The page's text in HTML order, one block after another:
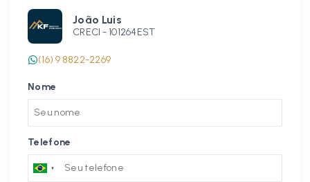
João Luis
CRECI - 101264EST
(16) 9 8822-2269
Nome
Telefone